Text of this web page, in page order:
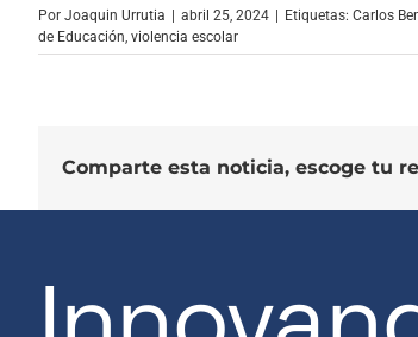
Por Joaquin Urrutia abril 25, 2024 Etiquetas: Carlos
de Educación, violencia escolar
Comparte esta noticia, escoge tu